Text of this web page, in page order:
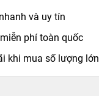
và uy tín
phí toàn quốc
khi mua số lượng lớn